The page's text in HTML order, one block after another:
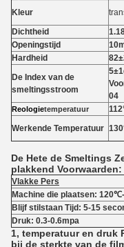
Kleur
Dichtheid
Openingstijd
Hardheid
De Index van de
smeltingsstroom
04
Reologietemperatuur
Werkende Temperatuur
De Hete de Smeltings
plakkend Voorwaarden:
Vlakke Pers
Machine die plaatsen:
Blijf stilstaan Tijd: 5-15
Druk: 0.3-0.6mpa
1, temperatuur en druk
bij de sterkte van de